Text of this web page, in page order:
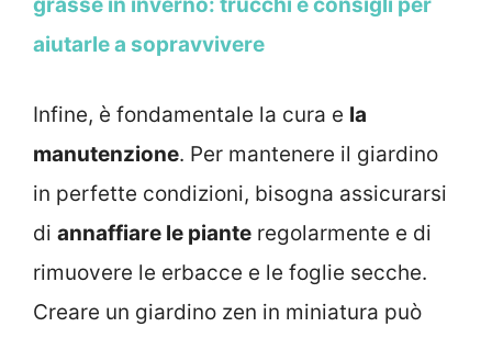
aiutarle a sopravvivere
Infine, è fondamentale la cura e la
manutenzione. Per mantenere il giardino
in perfette condizioni, bisogna assicurarsi
di annaffiare le piante regolarmente e di
rimuovere le erbacce e le foglie secche.
Creare un giardino zen in miniatura può